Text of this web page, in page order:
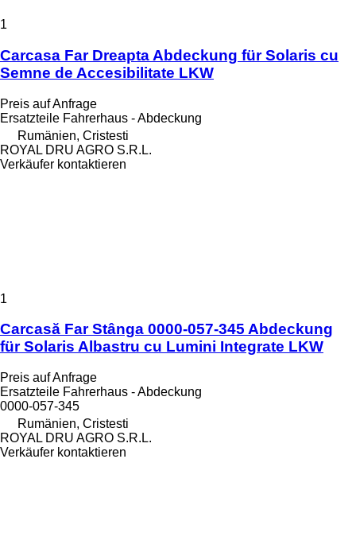
1
Carcasa Far Dreapta Abdeckung für Solaris cu
Semne de Accesibilitate LKW
Preis auf Anfrage
Ersatzteile Fahrerhaus - Abdeckung
Rumänien, Cristesti
ROYAL DRU AGRO S.R.L.
Verkäufer kontaktieren
1
Carcasă Far Stânga 0000-057-345 Abdeckung
für Solaris Albastru cu Lumini Integrate LKW
Preis auf Anfrage
Ersatzteile Fahrerhaus - Abdeckung
0000-057-345
Rumänien, Cristesti
ROYAL DRU AGRO S.R.L.
Verkäufer kontaktieren